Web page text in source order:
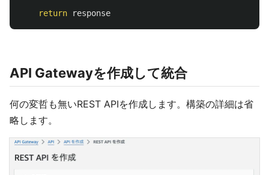
return response
API Gatewayを作成して統合
何の変哲も無いREST APIを作成します。構築の詳細は省
略します。